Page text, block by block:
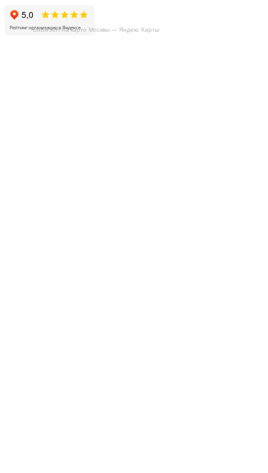
БиБиЗоН на карте Москвы — Яндекс Карты